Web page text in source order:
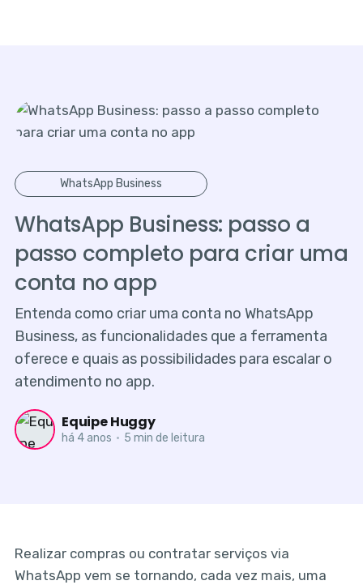
WhatsApp Business
WhatsApp Business: passo a
passo completo para criar uma
conta no app
Entenda como criar uma conta no WhatsApp
Business, as funcionalidades que a ferramenta
oferece e quais as possibilidades para escalar o
atendimento no app.
Equipe Huggy
há 4 anos • 5 min de leitura
Realizar compras ou contratar serviços via
WhatsApp vem se tornando, cada vez mais, uma